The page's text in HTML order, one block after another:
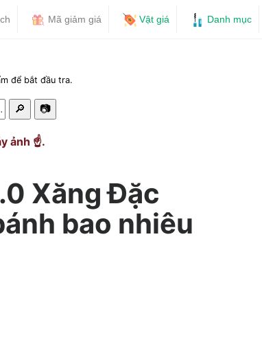
Mã giảm giá Vật giá Danh mục
để bắt đầu tra.
🔎 📷
ảnh ☝️.
Xăng Đặc
bao nhiêu